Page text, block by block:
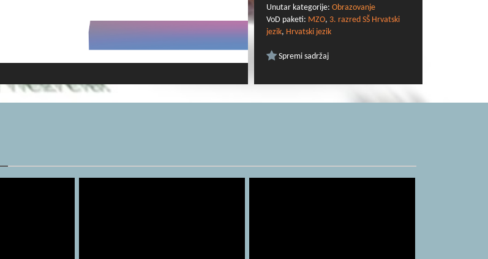
Unutar kategorije: Obrazovanje
VoD paketi: MZO, 3. razred SŠ Hrvatski
jezik, Hrvatski jezik
Spremi sadržaj